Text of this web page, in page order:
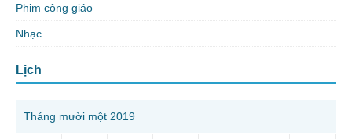
Phim công giáo
Nhạc
Lịch
Tháng mười một 2019